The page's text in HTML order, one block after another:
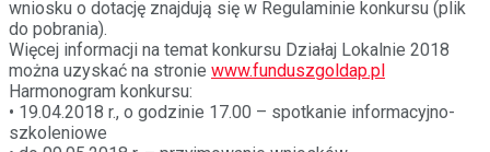
wniosku o dotację znajdują się w Regulaminie konkursu (plik
do pobrania).
Więcej informacji na temat konkursu Działaj Lokalnie 2018
można uzyskać na stronie www.funduszgoldap.pl
Harmonogram konkursu:
• 19.04.2018 r., o godzinie 17.00 – spotkanie informacyjno-
szkoleniowe